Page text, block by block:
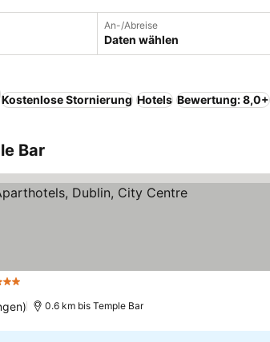
An-/Abreise
Daten wählen
Kostenlose Stornierung Hotels Bewertung: 8,0+
Bar
0.6 km bis Temple Bar